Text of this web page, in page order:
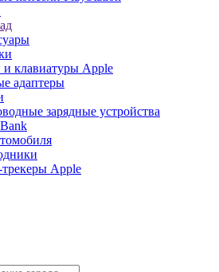
клавиатуры Apple
адаптеры
зарядные устройства
Apple